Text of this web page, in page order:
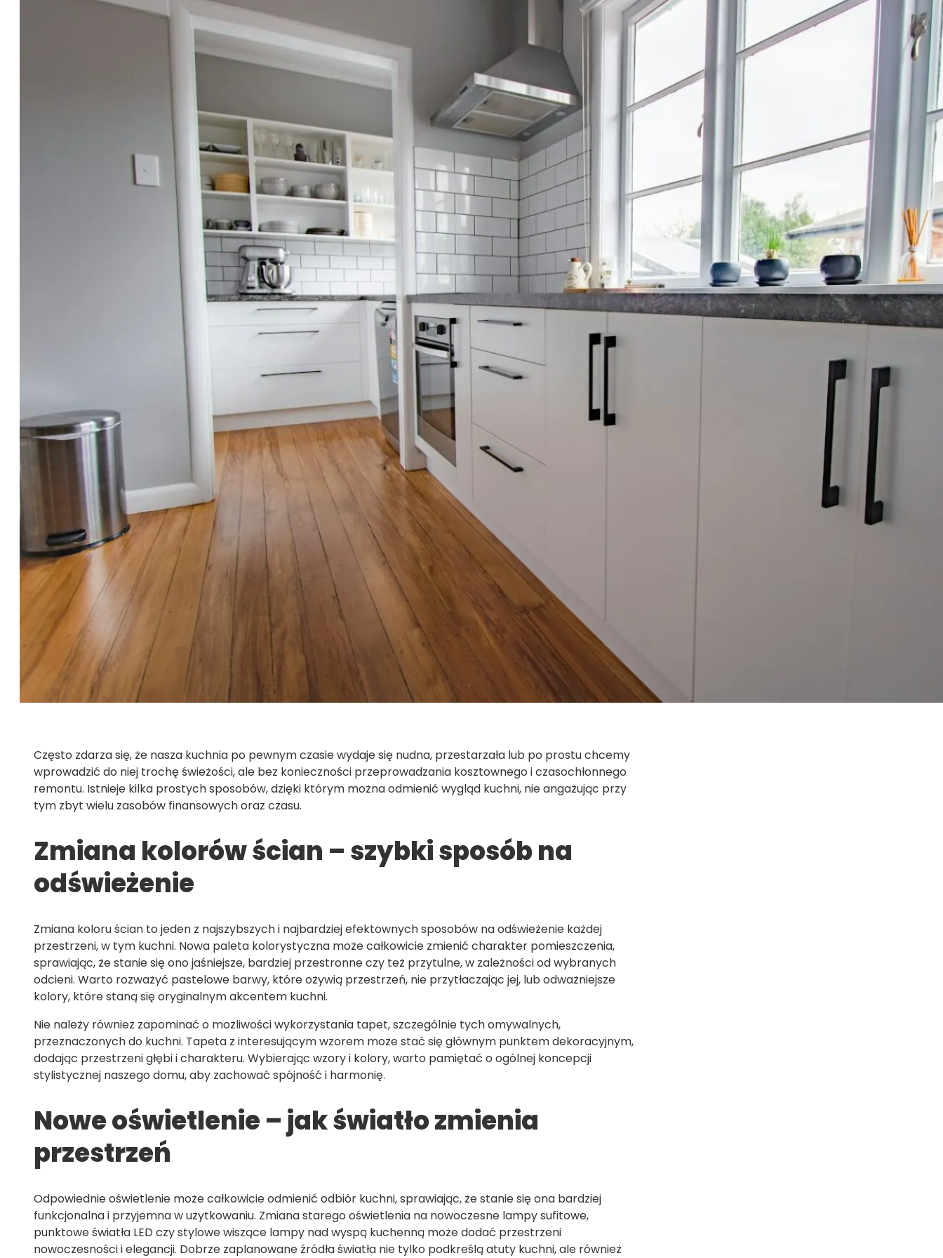
Często zdarza się, że nasza kuchnia po pewnym czasie wydaje się nudna, przestarzała lub po prostu chcemy
wprowadzić do niej trochę świeżości, ale bez konieczności przeprowadzania kosztownego i czasochłonnego
remontu. Istnieje kilka prostych sposobów, dzięki którym można odmienić wygląd kuchni, nie angażując przy
tym zbyt wielu zasobów finansowych oraz czasu.
Zmiana kolorów ścian – szybki sposób na
odświeżenie
Zmiana koloru ścian to jeden z najszybszych i najbardziej efektownych sposobów na odświeżenie każdej
przestrzeni, w tym kuchni. Nowa paleta kolorystyczna może całkowicie zmienić charakter pomieszczenia,
sprawiając, że stanie się ono jaśniejsze, bardziej przestronne czy też przytulne, w zależności od wybranych
odcieni. Warto rozważyć pastelowe barwy, które ożywią przestrzeń, nie przytłaczając jej, lub odważniejsze
kolory, które staną się oryginalnym akcentem kuchni.
Nie należy również zapominać o możliwości wykorzystania tapet, szczególnie tych omywalnych,
przeznaczonych do kuchni. Tapeta z interesującym wzorem może stać się głównym punktem dekoracyjnym,
dodając przestrzeni głębi i charakteru. Wybierając wzory i kolory, warto pamiętać o ogólnej koncepcji
stylistycznej naszego domu, aby zachować spójność i harmonię.
Nowe oświetlenie – jak światło zmienia
przestrzeń
Odpowiednie oświetlenie może całkowicie odmienić odbiór kuchni, sprawiając, że stanie się ona bardziej
funkcjonalna i przyjemna w użytkowaniu. Zmiana starego oświetlenia na nowoczesne lampy sufitowe,
punktowe światła LED czy stylowe wiszące lampy nad wyspą kuchenną może dodać przestrzeni
nowoczesności i elegancji. Dobrze zaplanowane źródła światła nie tylko podkreślą atuty kuchni, ale również
Dom i wnętrze
Dziecko
Moda
Porady
Psychologia
Rozrywka
Uroda
Wydarzenia
Zdrowie
Archiwum